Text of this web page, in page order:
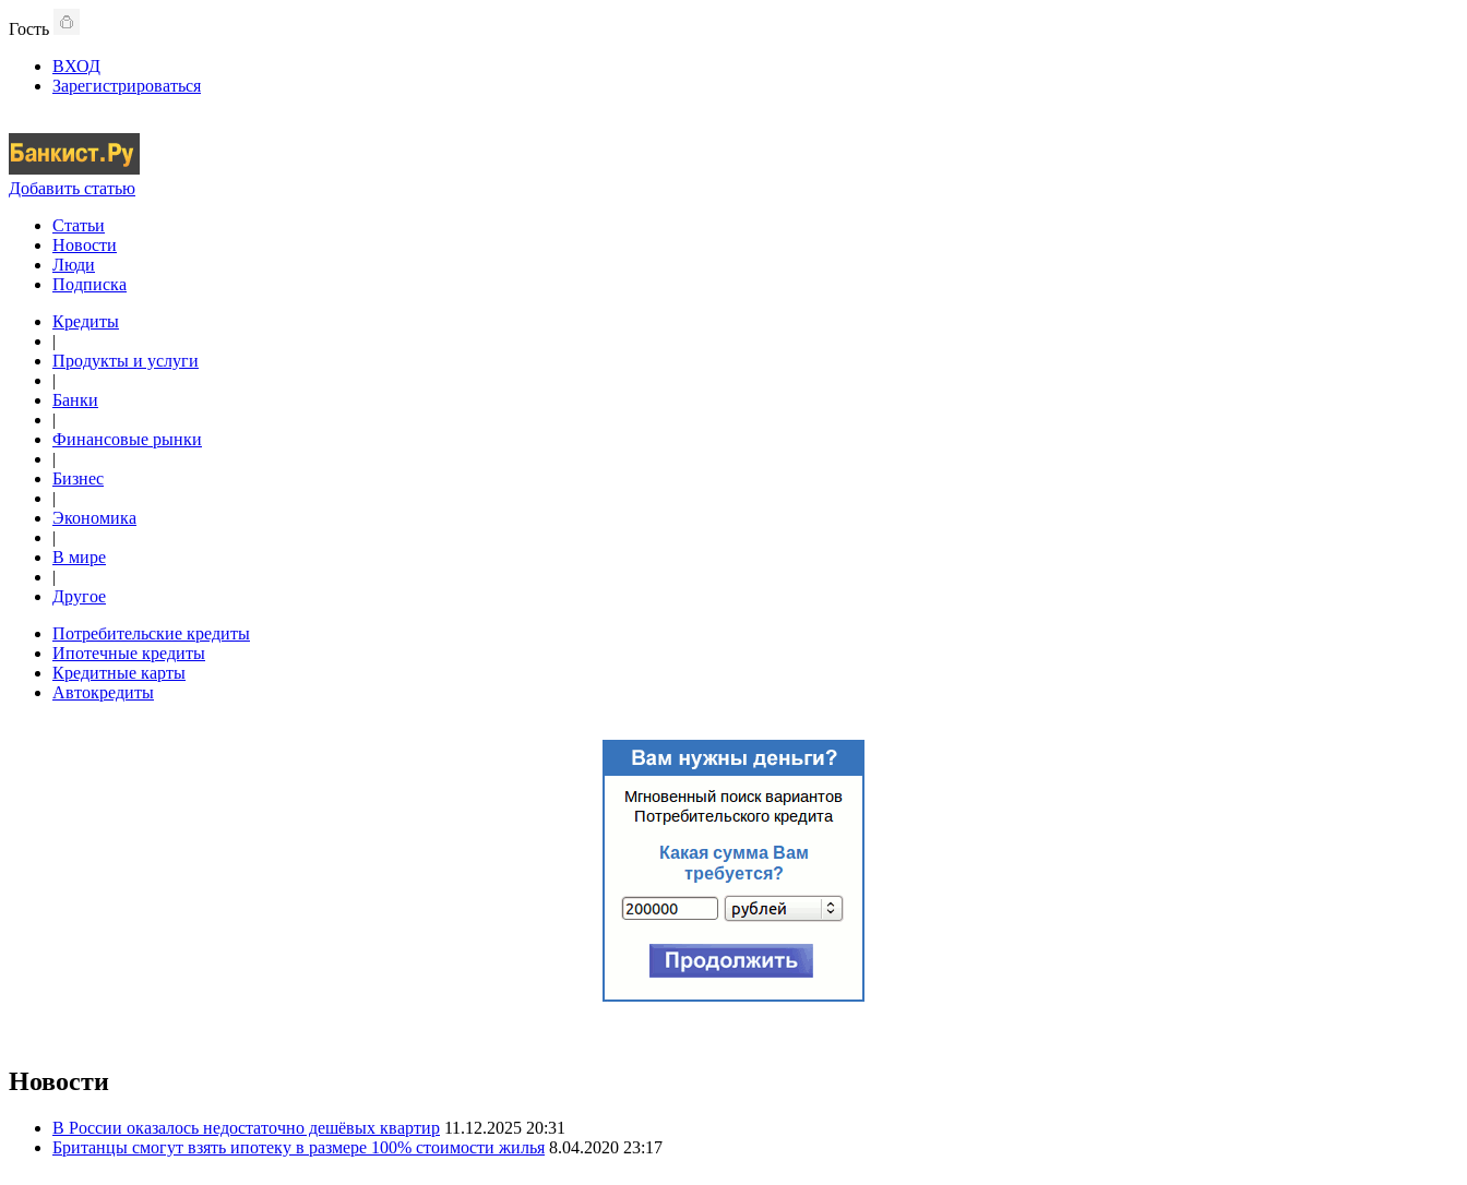
Гость
ВХОД
Зарегистрироваться
Добавить статью
Статьи
Новости
Люди
Подписка
Кредиты
|
Продукты и услуги
|
Банки
|
Финансовые рынки
|
Бизнес
|
Экономика
|
В мире
|
Другое
Потребительские кредиты
Ипотечные кредиты
Кредитные карты
Автокредиты
Новости
В России оказалось недостаточно дешёвых квартир 11.12.2025 20:31
Британцы смогут взять ипотеку в размере 100% стоимости жилья 8.04.2020 23:17